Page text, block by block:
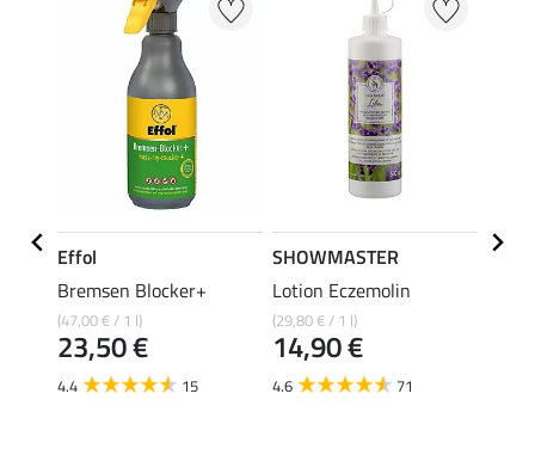
Effol
Bremsen Blocker+
(47,00 € / 1 l)
23,50 €
4.4 15
SHOWMASTER
Lotion Eczemolin
(29,80 € / 1 l)
14,90 €
4.6 71
Felix